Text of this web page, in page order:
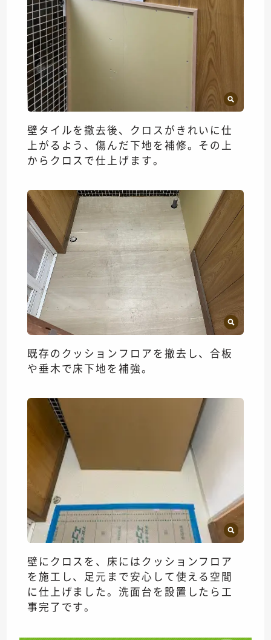
壁タイルを撤去後、クロスがきれいに仕
上がるよう、傷んだ下地を補修。その上
からクロスで仕上げます。
既存のクッションフロアを撤去し、合板
や垂木で床下地を補強。
壁にクロスを、床にはクッションフロア
を施工し、足元まで安心して使える空間
に仕上げました。洗面台を設置したら工
事完了です。